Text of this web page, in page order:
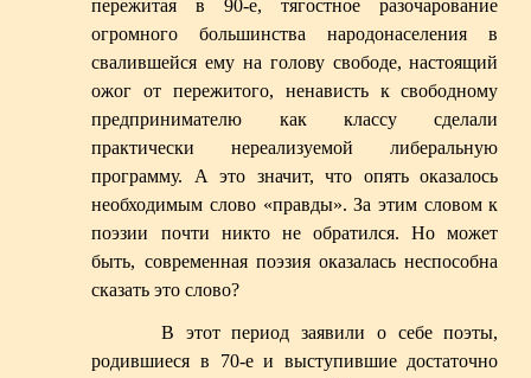
пережитая в 90-е, тягостное разочарование
огромного большинства народонаселения в
свалившейся ему на голову свободе, настоящий
ожог от пережитого, ненависть к свободному
предпринимателю как классу сделали
практически нереализуемой либеральную
программу. А это значит, что опять оказалось
необходимым слово «правды». За этим словом к
поэзии почти никто не обратился. Но может
быть, современная поэзия оказалась неспособна
сказать это слово?
В этот период заявили о себе поэты,
родившиеся в 70-е и выступившие достаточно